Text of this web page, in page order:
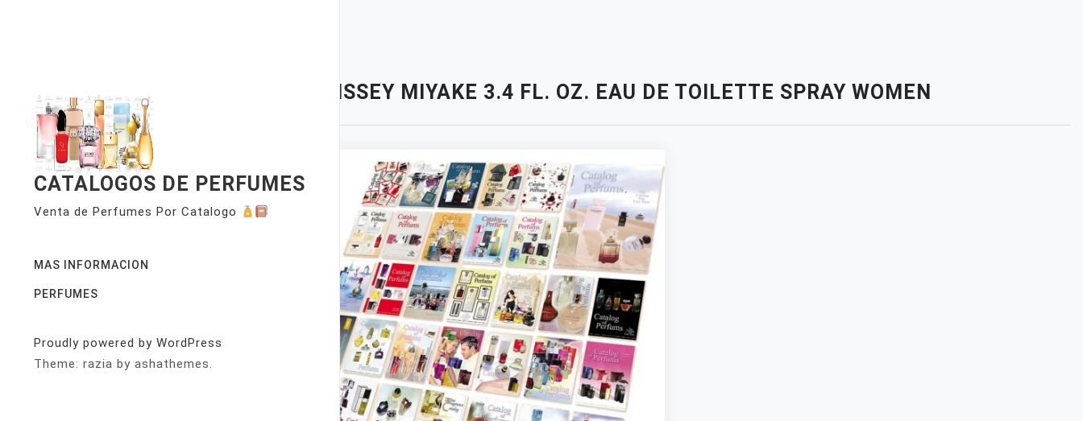
CATALOGOS DE PERFUMES
Venta de Perfumes Por Catalogo
MAS INFORMACION
PERFUMES
Proudly powered by WordPress
Theme: razia by ashathemes.
ISSEY MIYAKE 3.4 FL. OZ. EAU DE TOILETTE SPRAY WOMEN